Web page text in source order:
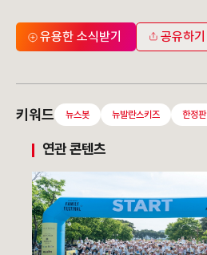
유용한 소식받기 공유하기
키워드 뉴스봇 뉴발란스키즈 한정판
연관 콘텐츠